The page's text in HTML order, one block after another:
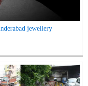
jewellery